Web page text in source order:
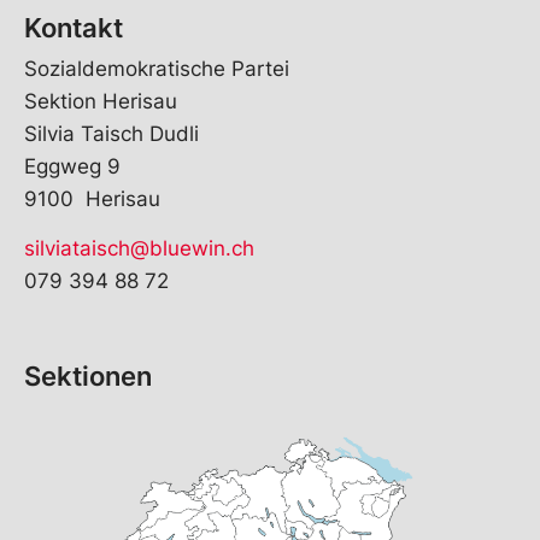
Kontakt
Sozialdemokratische Partei
Sektion Herisau
Silvia Taisch Dudli
Eggweg 9
9100 Herisau
silviataisch@bluewin.ch
079 394 88 72
Sektionen